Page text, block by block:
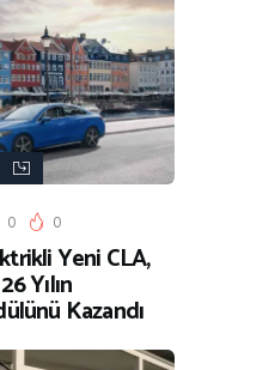
0 0
Yeni CLA,
Yılın
Kazandı